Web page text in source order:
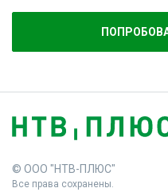
© ООО "НТВ-ПЛЮС"
Все права сохранены.